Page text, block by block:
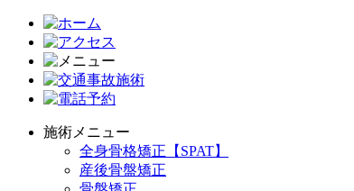
施術メニュー
全身骨格矯正【SPAT】
産後骨盤矯正